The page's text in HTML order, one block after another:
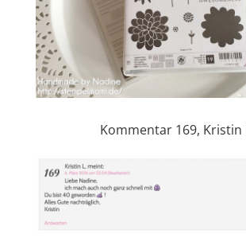
Kommentar 169, Kristin